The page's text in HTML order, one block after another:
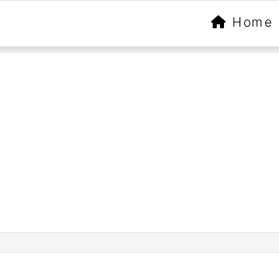
Home